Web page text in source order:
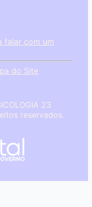
falar com um
do Site
23
reservados.